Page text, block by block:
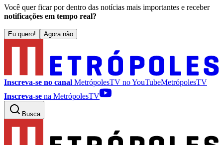
Você quer ficar por dentro das notícias mais importantes e receber
notificações em tempo real?
Eu quero! Agora não
Inscreva-se no canal MetrópolesTV noYouTubeMetrópolesTV
Inscreva-se na MetrópolesTV
Busca